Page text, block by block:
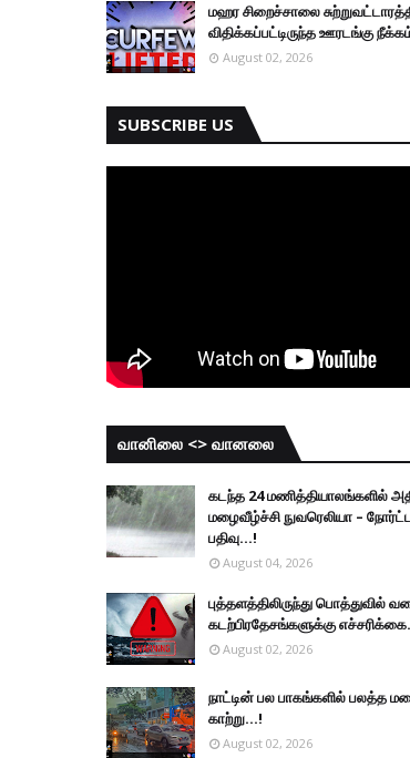
மஹர சிறைச்சாலை
விதிக்கப்பட்டிருந்த ஊரடங்கு
August 02, 2026
SUBSCRIBE US
வானிலை <> வானலை
கடந்த 24 மணித்தியாலங்களில்
மழைவீழ்ச்சி நுவரெலியா –
பதிவு...!
August 04, 2026
புத்தளத்திலிருந்து பொத்துவில்
கடற்பிரதேசங்களுக்கு
August 02, 2026
நாட்டின் பல பாகங்களில் பலத்த
காற்று...!
August 02, 2026